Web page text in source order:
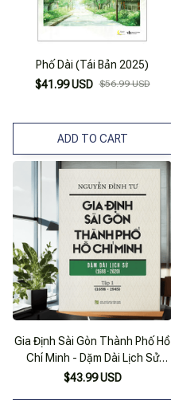
Phố Dài (Tái Bản 2025)
$41.99 USD $56.99 USD
ADD TO CART
Gia Định Sài Gòn Thành Phố Hồ
Chí Minh - Dặm Dài Lịch Sử
(1968-2020) - Tập 1 (1968-
$43.99 USD